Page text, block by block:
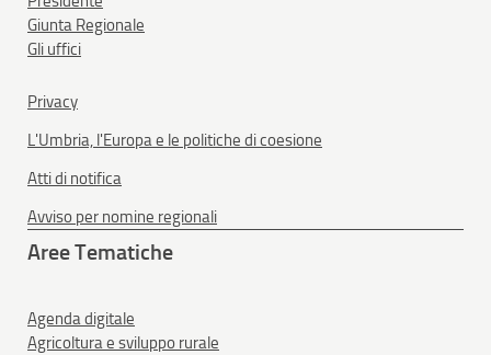
Giunta Regionale
Gli uffici
Privacy
L'Umbria, l'Europa e le politiche di coesione
Atti di notifica
Avviso per nomine regionali
Aree Tematiche
Agenda digitale
Agricoltura e sviluppo rurale